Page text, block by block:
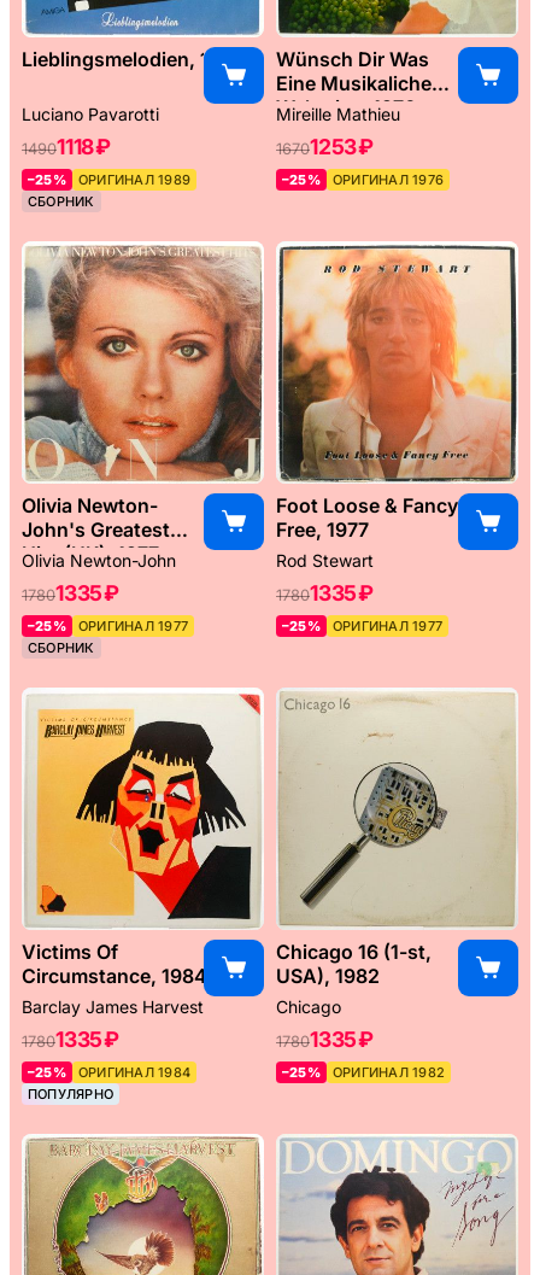
Lieblingsmelodien, 1989
Luciano Pavarotti
14901118 ₽
–25%
ОРИГИНАЛ 1989
СБОРНИК
Wünsch Dir Was
Eine Musikaliche
Weltreise, 1976
Mireille Mathieu
16701253 ₽
–25% ОРИГИНАЛ 1976
Olivia Newton-
John's Greatest
Hits (UK), 1977
Olivia Newton-John
17801335 ₽
–25%
ОРИГИНАЛ 1977
СБОРНИК
Foot Loose & Fancy
Free, 1977
Rod Stewart
17801335 ₽
–25% ОРИГИНАЛ 1977
Victims Of
Circumstance, 1984
Barclay James Harvest
17801335 ₽
–25%
ОРИГИНАЛ 1984
ПОПУЛЯРНО
Chicago 16 (1-st,
USA), 1982
Chicago
17801335 ₽
–25% ОРИГИНАЛ 1982